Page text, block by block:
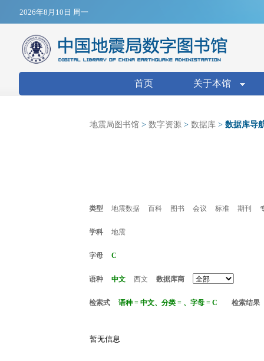
2026年8月10日 周一
搜索表单
首页 关于本馆
地震局图书馆 > 数字资源 > 数据库 > 数据库导
类型 地震数据 百科 图书 会议 标准 期刊
学科 地震
字母 C
语种 中文 西文 数据库商
检索式 语种 = 中文、分类 = 、字母 = C 检索结果
暂无信息